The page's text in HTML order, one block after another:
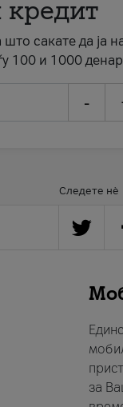
што сакате да
100 и 1000
-
Следете нè
за